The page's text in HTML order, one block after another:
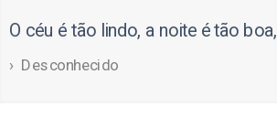
O céu é tão lindo, a noite é tão
Desconhecido